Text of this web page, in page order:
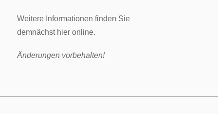
Weitere Informationen finden Sie
demnächst hier online.
Änderungen vorbehalten!